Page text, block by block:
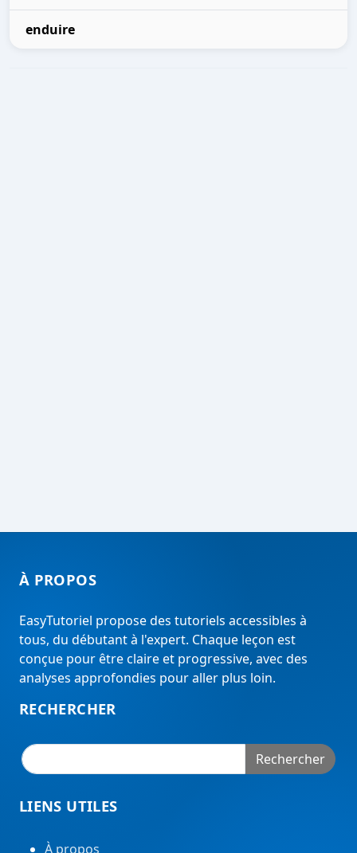
enduire
À PROPOS
EasyTutoriel propose des tutoriels accessibles à
tous, du débutant à l'expert. Chaque leçon est
conçue pour être claire et progressive, avec des
analyses approfondies pour aller plus loin.
RECHERCHER
Rechercher
LIENS UTILES
À propos